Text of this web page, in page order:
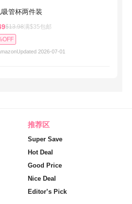
管杯两件装
$13.98满$35包邮
Updated 2026-07-01
推荐区
Super Save
Hot Deal
Good Price
Nice Deal
Editor’s Pick